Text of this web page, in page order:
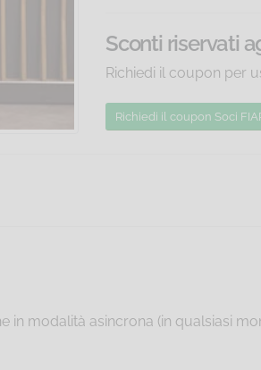
Sconti riservati
Richiedi il coupon per
Richiedi il coupon Soci
in modalità asincrona (in qualsiasi